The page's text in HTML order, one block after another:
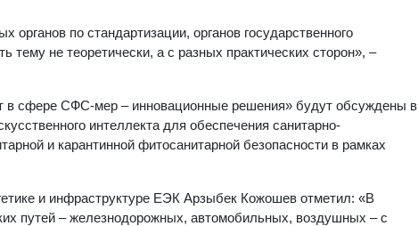
по стандартизации, органов государственного
не теоретически, а с разных практических сторон», –
в сфере СФС-мер – инновационные решения» будут обсуждены в
интеллекта для обеспечения санитарно-
и карантинной фитосанитарной безопасности в рамках
и инфраструктуре ЕЭК Арзыбек Кожошев отметил: «В
путей – железнодорожных, автомобильных, воздушных – с